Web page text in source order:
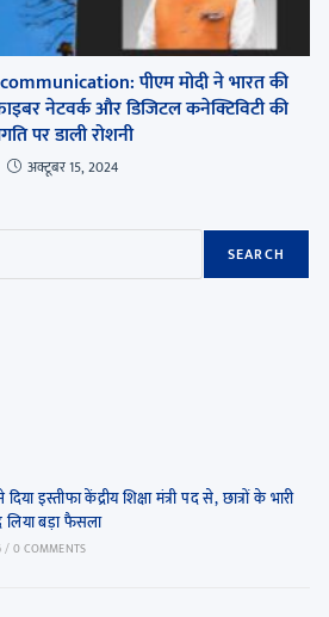
पीएम मोदी ने भारत की
नेटवर्क और डिजिटल कनेक्टिविटी की
पर डाली रोशनी
अक्टूबर 15, 2024
SEARCH
दिया इस्तीफा केंद्रीय शिक्षा मंत्री पद से, छात्रों के भारी
लिया बड़ा फैसला
/0 COMMENTS